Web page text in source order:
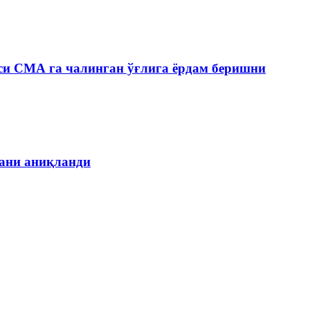
СМА га чалинган ўғлига ёрдам беришни
аниқланди